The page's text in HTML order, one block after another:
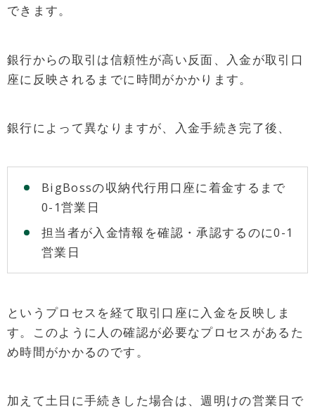
できます。
銀行からの取引は信頼性が高い反面、入金が取引口
座に反映されるまでに時間がかかります。
銀行によって異なりますが、入金手続き完了後、
BigBossの収納代行用口座に着金するまで
0-1営業日
担当者が入金情報を確認・承認するのに0-1
営業日
というプロセスを経て取引口座に入金を反映しま
す。このように人の確認が必要なプロセスがあるた
め時間がかかるのです。
加えて土日に手続きした場合は、週明けの営業日で